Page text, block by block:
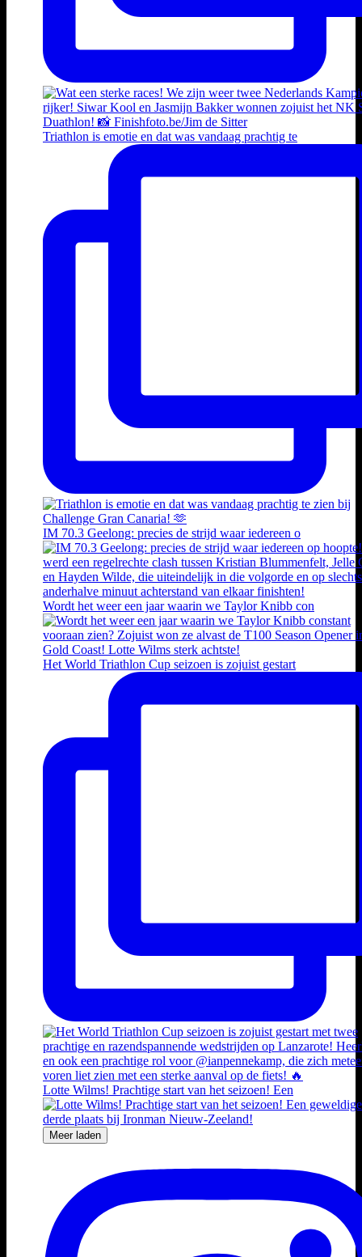
Triathlon is emotie en dat was vandaag prachtig te
IM 70.3 Geelong: precies de strijd waar iedereen o
Wordt het weer een jaar waarin we Taylor Knibb con
Het World Triathlon Cup seizoen is zojuist gestart
Lotte Wilms! Prachtige start van het seizoen! Een
Meer laden